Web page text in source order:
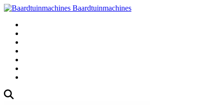
Baardtuinmachines